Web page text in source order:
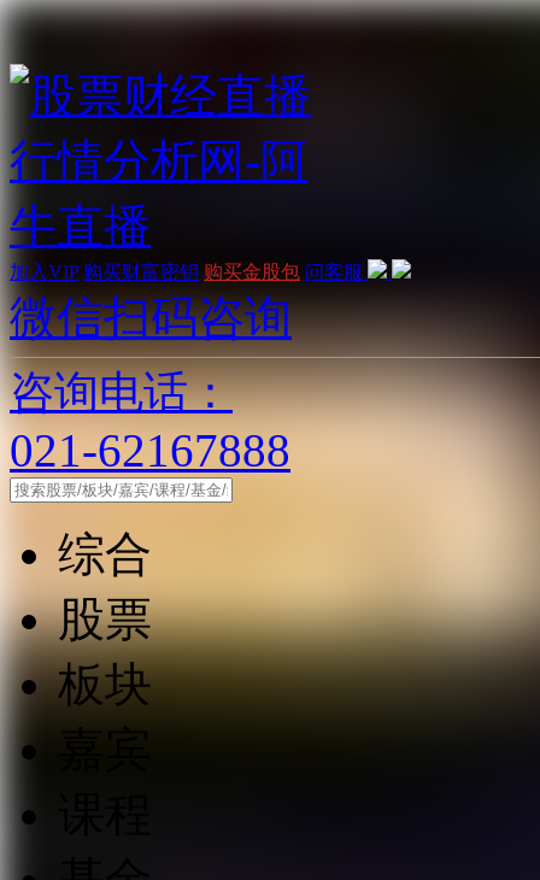
加入VIP 购买财富密钥 购买金股包 问客服
微信扫码咨询
咨询电话：
021-62167888
综合
股票
板块